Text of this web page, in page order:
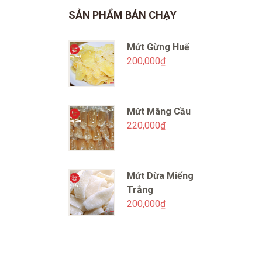
SẢN PHẨM BÁN CHẠY
Mứt Gừng Huế
200,000₫
Mứt Mãng Cầu
220,000₫
Mứt Dừa Miếng
Trắng
200,000₫